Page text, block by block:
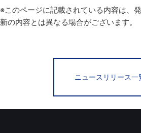
※このページに記載されている内容は、
新の内容とは異なる場合がございます。
ニュースリリース一